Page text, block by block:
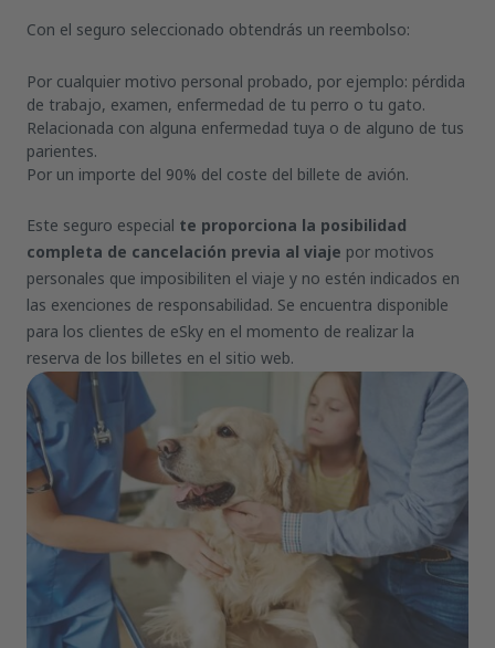
Con el seguro seleccionado obtendrás un reembolso:
Por cualquier motivo personal probado, por ejemplo: pérdida
de trabajo, examen, enfermedad de tu perro o tu gato.
Relacionada con alguna enfermedad tuya o de alguno de tus
parientes.
Por un importe del 90% del coste del billete de avión.
Este seguro especial te proporciona la posibilidad
completa de cancelación previa al viaje por motivos
personales que imposibiliten el viaje y no estén indicados en
las exenciones de responsabilidad. Se encuentra disponible
para los clientes de eSky en el momento de realizar la
reserva de los billetes en el sitio web.